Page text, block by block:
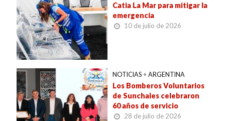
Catia La Mar para mitigar la
emergencia
10 de julio de 2026
NOTICIAS • ARGENTINA
Los Bomberos Voluntarios
de Sunchales celebraron
60 años de servicio
28 de julio de 2026